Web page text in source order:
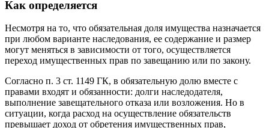
Как определяется
Несмотря на то, что обязательная доля имущества назначается
при любом варианте наследования, ее содержание и размер
могут меняться в зависимости от того, осуществляется
переход имущественных прав по завещанию или по закону.
Согласно п. 3 ст. 1149 ГК, в обязательную долю вместе с
правами входят и обязанности: долги наследодателя,
выполнение завещательного отказа или возложения. Но в
ситуации, когда расход на осуществление обязательств
превышает доход от обретения имущественных прав,